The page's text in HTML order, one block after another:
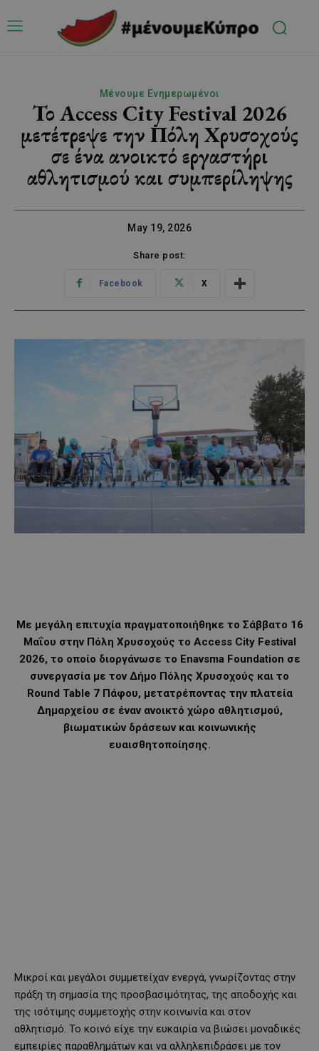
Μένουμε Ενημερωμένοι
Το Access City Festival 2026
μετέτρεψε την Πόλη Χρυσοχούς
σε ένα ανοικτό εργαστήρι
αθλητισμού και συμπερίληψης
May 19, 2026
Share post:
Facebook X
Με μεγάλη επιτυχία πραγματοποιήθηκε το Σάββατο 16
Μαΐου στην Πόλη Χρυσοχούς το Access City Festival
2026, το οποίο διοργάνωσε το Enavsma Foundation σε
συνεργασία με τον Δήμο Πόλης Χρυσοχούς και το
Round Table 7 Πάφου, μετατρέποντας την πλατεία
Δημαρχείου σε έναν ανοικτό χώρο αθλητισμού,
βιωματικών δράσεων και κοινωνικής
ευαισθητοποίησης.
Μικροί και μεγάλοι συμμετείχαν ενεργά, γνωρίζοντας στην
πράξη τη σημασία της προσβασιμότητας, της αποδοχής και
της ισότιμης συμμετοχής στην κοινωνία και στον
αθλητισμό. Το κοινό είχε την ευκαιρία να βιώσει μοναδικές
εμπειρίες παραθλημάτων και να αλληλεπιδράσει με τον